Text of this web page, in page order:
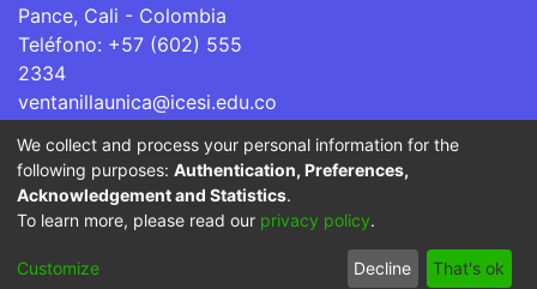
Pance, Cali - Colombia
Teléfono: +57 (602) 555
2334
ventanillaunica@icesi.edu.co
La Universidad Icesi es una Institución de Educación
Superior que se encuentra sujeta a inspección y vigilancia
por parte del Ministerio de Educación Nacional.
Cookie
End User
Send
We collect and process your personal information for the
following purposes: Authentication, Preferences,
Acknowledgement and Statistics.
To learn more, please read our privacy policy.
Customize Decline That's ok